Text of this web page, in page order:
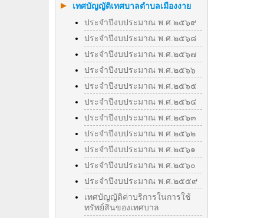
เทศบัญญัติเทศบาลตำบลเมืองงาย
ประจำปีงบประมาณ พ.ศ.๒๕๖๙
ประจำปีงบประมาณ พ.ศ.๒๕๖๘
ประจำปีงบประมาณ พ.ศ.๒๕๖๗
ประจำปีงบประมาณ พ.ศ.๒๕๖๖
ประจำปีงบประมาณ พ.ศ.๒๕๖๕
ประจำปีงบประมาณ พ.ศ.๒๕๖๔
ประจำปีงบประมาณ พ.ศ.๒๕๖๓
ประจำปีงบประมาณ พ.ศ.๒๕๖๒
ประจำปีงบประมาณ พ.ศ.๒๕๖๑
ประจำปีงบประมาณ พ.ศ.๒๕๖๐
ประจำปีงบประมาณ พ.ศ.๒๕๕๙
เทศบัญญัติค่าบริการในการใช้
ทรัพย์สินของเทศบาล